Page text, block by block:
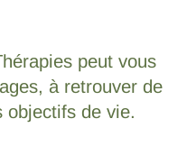
peut vous
à retrouver de
objectifs de vie.